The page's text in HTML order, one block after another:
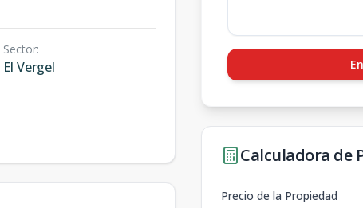
Sector:
El Vergel
Calculadora de
Precio de la Propiedad